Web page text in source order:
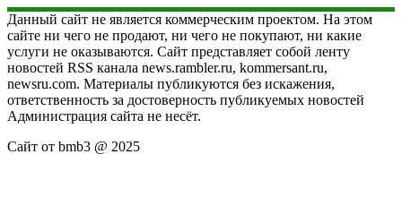
Данный сайт не является коммерческим проектом. На этом
сайте ни чего не продают, ни чего не покупают, ни какие
услуги не оказываются. Сайт представляет собой ленту
новостей RSS канала news.rambler.ru, kommersant.ru,
newsru.com. Материалы публикуются без искажения,
ответственность за достоверность публикуемых новостей
Администрация сайта не несёт.
Сайт от bmb3 @ 2025